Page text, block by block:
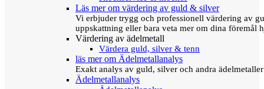
Läs mer om värdering av guld & silver
Vi erbjuder trygg och professionell värdering av
uppskattning eller bara veta mer om dina föremål
Värdering av ädelmetall
Värdera guld, silver & tenn
läs mer om Ädelmetallanalys
Exakt analys av guld, silver och andra
Ädelmetallanalys